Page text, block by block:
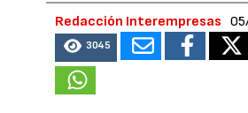
Redacción Interempresas
3045